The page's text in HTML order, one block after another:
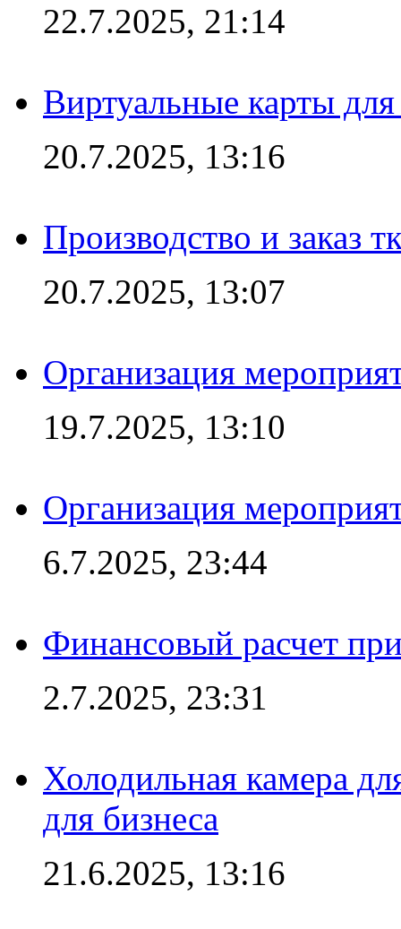
22.7.2025, 21:14
Виртуальные карты
20.7.2025, 13:16
Производство и заказ
20.7.2025, 13:07
Организация
19.7.2025, 13:10
Организация
6.7.2025, 23:44
Финансовый расчет
2.7.2025, 23:31
Холодильная камера
для бизнеса
21.6.2025, 13:16